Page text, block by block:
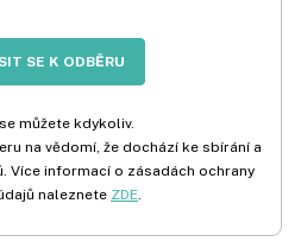
SE K ODBĚRU
můžete kdykoliv.
na vědomí, že dochází ke sbírání a
Více informací o zásadách ochrany
naleznete ZDE.